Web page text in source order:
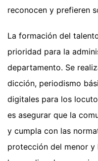
reconocen y prefieren
La formación del
prioridad para la
departamento. Se
dicción, periodismo
digitales para los
es asegurar que la
y cumpla con las
protección del menor